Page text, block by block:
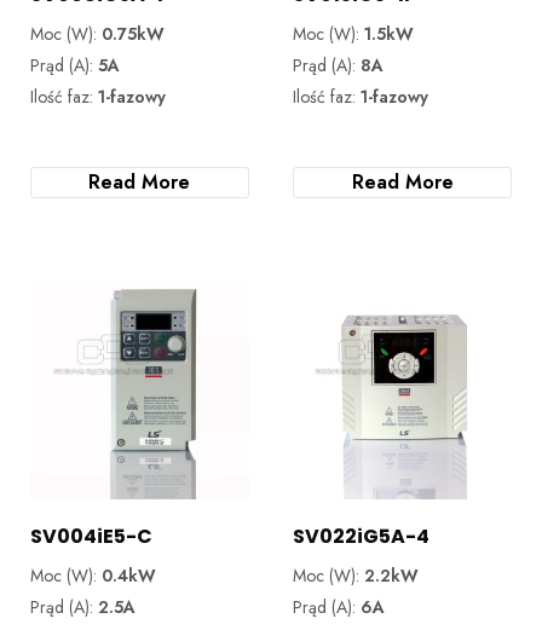
Moc (W): 0.75kW
Prąd (A): 5A
Ilość faz: 1-fazowy
Read More
Moc (W):1.5kW
Prąd (A): 8A
Ilość faz:1-fazowy
Read More
SV004iE5-C
Moc (W): 0.4kW
Prąd (A): 2.5A
SV022iG5A-4
Moc (W): 2.2kW
Prąd (A): 6A